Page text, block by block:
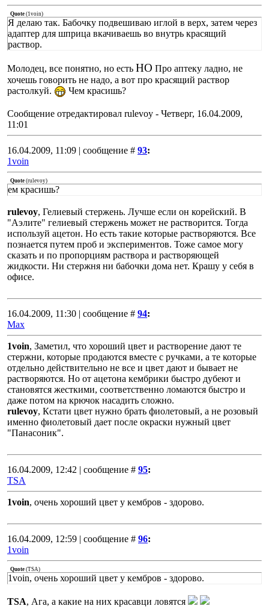
Quote (1voin)
Я делаю так. Бабочку подвешиваю иглой в верх, затем через
адаптер для шприца вкачиваешь во внутрь красящий
раствор.
Молодец, все понятно, но есть НО Про аптеку ладно, не
хочешь говорить не надо, а вот про красящий раствор
растолкуй.
Чем красишь?
Сообщение отредактировал rulevoy - Четверг, 16.04.2009,
11:01
16.04.2009, 11:09 | сообщение # 93:
1voin
Quote (rulevoy)
ем красишь?
rulevoy, Гелиевый стержень. Лучше если он корейский. В
"Аэлите" гелиевый стержень может не растворится. Тогда
используй ацетон. Но есть такие которые растворяются. Все
познается путем проб и экспериментов. Тоже самое могу
сказать и по пропорциям раствора и растворяющей
жидкости. Ни стержня ни бабочки дома нет. Крашу у себя в
офисе.
16.04.2009, 11:30 | сообщение # 94:
Max
1voin, Заметил, что хороший цвет и растворение дают те
стержни, которые продаются вместе с ручками, а те которые
отдельно действительно не все и цвет дают и бывает не
растворяются. Но от ацетона кембрики быстро дубеют и
становятся жесткими, соответственно ломаются быстро и
даже потом на крючок насадить сложно.
rulevoy, Кстати цвет нужно брать фиолетовый, а не розовый
именно фиолетовый дает после окраски нужный цвет
"Панасоник".
16.04.2009, 12:42 | сообщение # 95:
TSA
1voin, очень хороший цвет у кембров - здорово.
16.04.2009, 12:59 | сообщение # 96:
1voin
Quote (TSA)
1voin, очень хороший цвет у кембров - здорово.
TSA, Ага, а какие на них красавци ловятся